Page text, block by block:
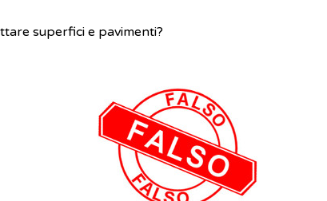
superfici e pavimenti?